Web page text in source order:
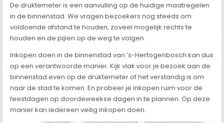
De druktemeter is een aanvulling op de huidige maatregelen
in de binnenstad. We vragen bezoekers nog steeds om
voldoende afstand te houden, zoveel mogelijk rechts te
houden en de pijlen op de weg te volgen.
Inkopen doen in de binnenstad van ’s-Hertogenbosch kan dus
op een verantwoorde manier. Kijk vlak voor je bezoek aan de
binnenstad even op de druktemeter of het verstandig is om
naar de stad te komen. En probeer je inkopen ruim voor de
feestdagen op doordeweekse dagen in te plannen. Op deze
manier kan iedereen veilig inkopen doen.